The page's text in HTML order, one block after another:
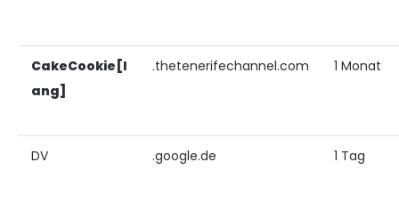
CakeCookie[l
ang]
.thetenerifechannel.com 1 Monat
DV .google.de 1 Tag